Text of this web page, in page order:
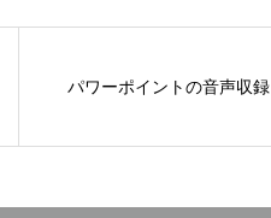
パワーポイントの音声収録